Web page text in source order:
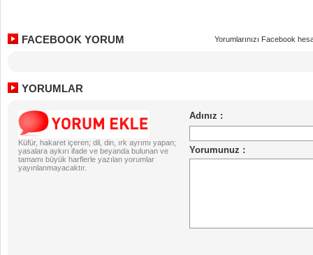
FACEBOOK YORUM Yorumlarınızı Facebook
YORUMLAR
Küfür, hakaret içeren; dil, din, ırk ayrımı yapan;
yasalara aykırı ifade ve beyanda bulunan ve
tamamı büyük harflerle yazılan yorumlar
yayınlanmayacaktır.